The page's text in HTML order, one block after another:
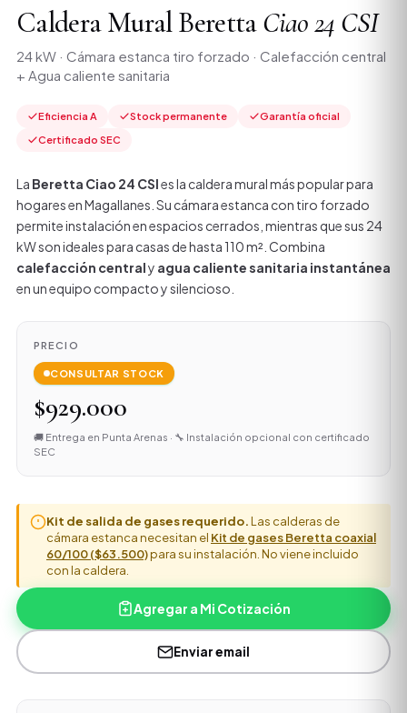
Caldera Mural BerettaCiao 24 CSI
24 kW · Cámara estanca tiro forzado · Calefacción central
+ Agua caliente sanitaria
Eficiencia A Stock permanente
Garantía oficial
Certificado SEC
La Beretta Ciao 24 CSIes la caldera mural más popular para
hogares en Magallanes. Su cámara estanca con tiro forzado
permite instalación en espacios cerrados, mientras que sus 24
kW son ideales para casas de hasta 110 m². Combina
calefacción centraly agua caliente sanitaria instantánea
en un equipo compacto y silencioso.
PRECIO
CONSULTAR STOCK
$929.000
🚚 Entrega en Punta Arenas · 🔧 Instalación opcional con certificado
SEC
Kit de salida de gases requerido.Las calderas de
cámara estanca necesitan el Kit de gases Beretta coaxial
60/100 ($63.500)para su instalación. No viene incluido
con la caldera.
Agregar a Mi Cotización
Enviar email